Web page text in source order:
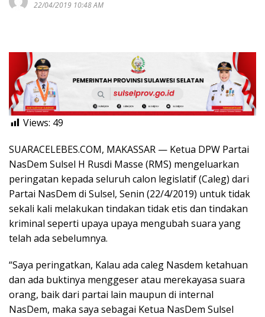
22/04/2019 10:48 AM
Views: 49
SUARACELEBES.COM, MAKASSAR — Ketua DPW Partai
NasDem Sulsel H Rusdi Masse (RMS) mengeluarkan
peringatan kepada seluruh calon legislatif (Caleg) dari
Partai NasDem di Sulsel, Senin (22/4/2019) untuk tidak
sekali kali melakukan tindakan tidak etis dan tindakan
kriminal seperti upaya upaya mengubah suara yang
telah ada sebelumnya.
“Saya peringatkan, Kalau ada caleg Nasdem ketahuan
dan ada buktinya menggeser atau merekayasa suara
orang, baik dari partai lain maupun di internal
NasDem, maka saya sebagai Ketua NasDem Sulsel